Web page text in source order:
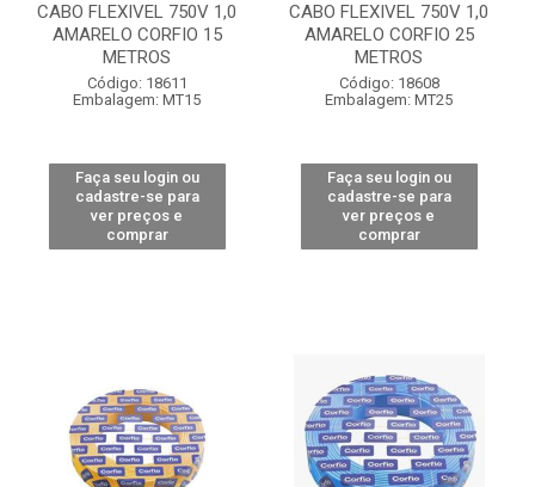
CABO FLEXIVEL 750V 1,0
AMARELO CORFIO 15
METROS
Código: 18611
Embalagem: MT15
Faça seu login ou
cadastre-se para
ver preços e
comprar
CABO FLEXIVEL 750V 1,0
AMARELO CORFIO 25
METROS
Código: 18608
Embalagem: MT25
Faça seu login ou
cadastre-se para
ver preços e
comprar